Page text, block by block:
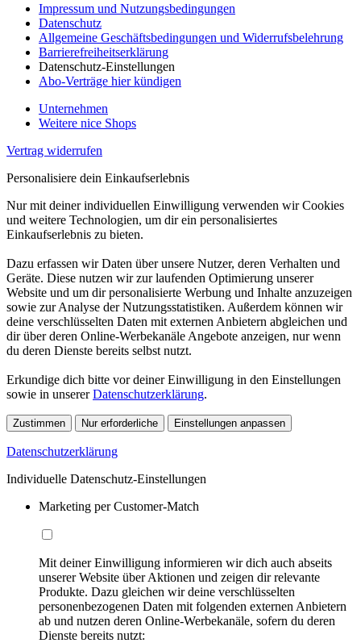
Impressum und Nutzungsbedingungen
Datenschutz
Allgemeine Geschäftsbedingungen und Widerrufsbelehrung
Barrierefreiheitserklärung
Datenschutz-Einstellungen
Abo-Verträge hier kündigen
Unternehmen
Weitere nice Shops
Vertrag widerrufen
Personalisiere dein Einkaufserlebnis
Nur mit deiner individuellen Einwilligung verwenden wir Cookies
und weitere Technologien, um dir ein personalisiertes
Einkaufserlebnis zu bieten.
Dazu erfassen wir Daten über unsere Nutzer, deren Verhalten und
Geräte. Diese nutzen wir zur laufenden Optimierung unserer
Website und um dir personalisierte Werbung und Inhalte anzuzeigen
sowie zur Analyse der Nutzungsstatistiken. Außerdem können wir
deine verschlüsselten Daten mit externen Anbietern abgleichen und
dir über deren Online-Werbekanäle Angebote anzeigen, nur wenn
du deren Dienste bereits selbst nutzt.
Erkundige dich bitte vor deiner Einwilligung in den Einstellungen
sowie in unsererDatenschutzerklärung.
Zustimmen Nur erforderliche Einstellungen anpassen
Datenschutzerklärung
Individuelle Datenschutz-Einstellungen
Marketing per Customer-Match
Mit deiner Einwilligung informieren wir dich auch abseits
unserer Website über Aktionen und zeigen dir relevante
Produkte. Dazu gleichen wir deine verschlüsselten
personenbezogenen Daten mit folgenden externen Anbietern
ab und nutzen deren Online-Werbekanäle, sofern du deren
Dienste bereits nutzt: